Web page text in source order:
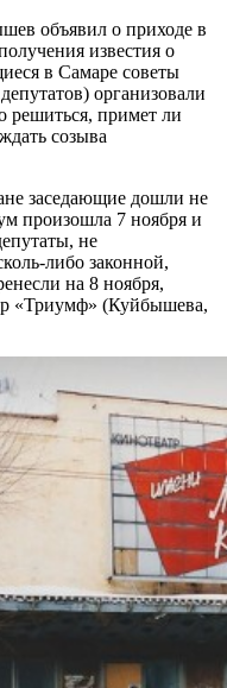
объявил о приходе в
известия о
в Самаре советы
организовали
решиться, примет ли
созыва
заседающие дошли не
произошла 7 ноября и
не
либо законной,
на 8 ноября,
«Триумф» (Куйбышева,